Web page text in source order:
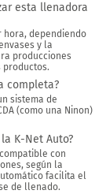
esta llenadora
hora, dependiendo
y la
producciones
productos.
completa?
sistema de
(como una Ninon)
K-Net Auto?
con
según la
facilita el
de llenado.